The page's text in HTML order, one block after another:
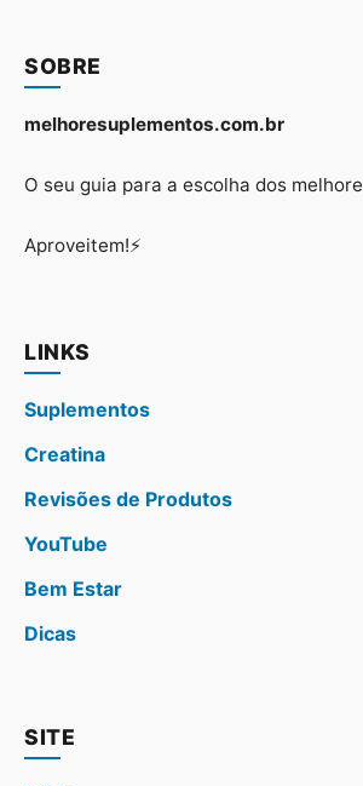
SOBRE
melhoresuplementos.com.br
O seu guia para a escolha dos
Aproveitem!⚡
LINKS
Suplementos
Creatina
Revisões de Produtos
YouTube
Bem Estar
Dicas
SITE